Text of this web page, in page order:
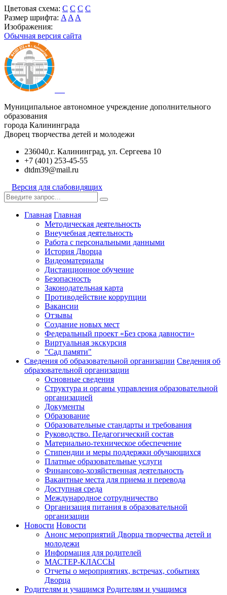
Цветовая схема: C C C C
Размер шрифта: A A A
Изображения:
Обычная версия сайта
Муниципальное автономное учреждение дополнительного
образования
города Калининграда
Дворец творчества детей и молодежи
236040,г. Калининград, ул. Сергеева 10
+7 (401) 253-45-55
dtdm39@mail.ru
Версия для слабовидящих
Главная Главная
Методическая деятельность
Внеучебная деятельность
Работа с персональными данными
История Дворца
Видеоматериалы
Дистанционное обучение
Безопасность
Законодательная карта
Противодействие коррупции
Вакансии
Отзывы
Создание новых мест
Федеральный проект «Без срока давности»
Виртуальная экскурсия
"Сад памяти"
Сведения об образовательной организации Сведения об
образовательной организации
Основные сведения
Структура и органы управления образовательной
организацией
Документы
Образование
Образовательные стандарты и требования
Руководство. Педагогический состав
Материально-техническое обеспечение
Стипендии и меры поддержки обучающихся
Платные образовательные услуги
Финансово-хозяйственная деятельность
Вакантные места для приема и перевода
Доступная среда
Международное сотрудничество
Организация питания в образовательной
организации
Новости Новости
Анонс мероприятий Дворца творчества детей и
молодежи
Информация для родителей
МАСТЕР-КЛАССЫ
Отчеты о мероприятиях, встречах, событиях
Дворца
Родителям и учащимся Родителям и учащимся